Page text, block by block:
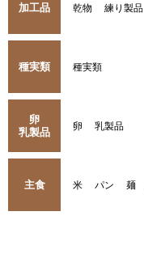
加工品 乾物 練り製品
種実類 種実類
卵
乳製品
卵 乳製品
主食 米 パン 麺